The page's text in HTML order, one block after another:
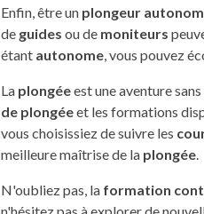
Enfin, être un plongeur
de guides ou de moniteurs
étant autonome , vous pouvez
La plongéeest une aventure
de plongéeet les formations
vous choisissiez de suivre les
meilleure maîtrise de la plongée
N'oubliez pas, la formation
n'hésitez pas à explorer de